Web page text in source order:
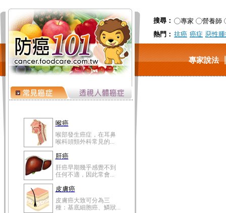
搜尋： 專家
營養師
熱門： 抗癌 癌症 惡性
專家說法
喉癌
喉部發生癌症，在耳鼻
喉科頭頸外科常見的...
肝癌
肝癌早期幾乎感覺不到
任何不適，因此常會...
皮膚癌
皮膚癌大致可分為三
種：基底細胞癌、鱗狀...